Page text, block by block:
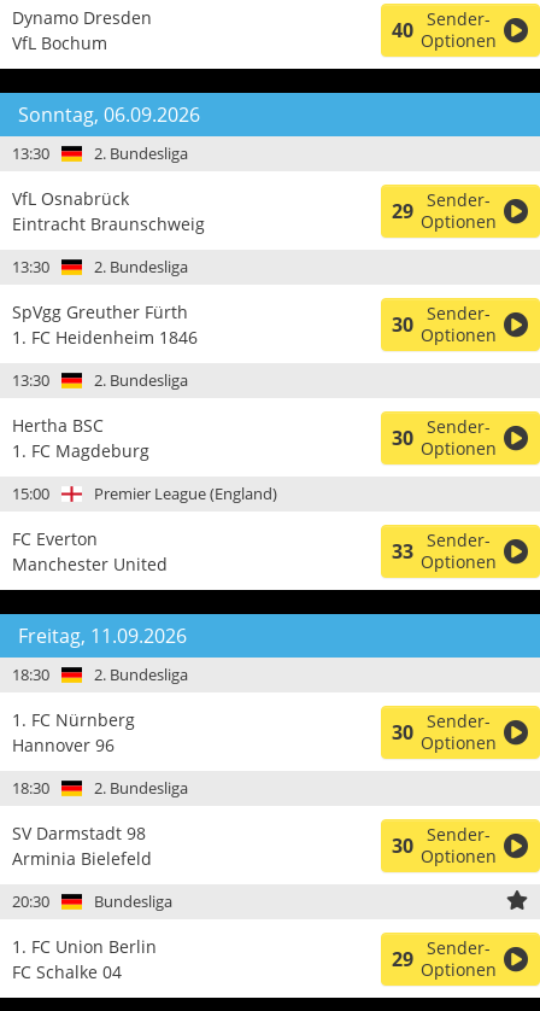
Dynamo Dresden
VfL Bochum
40 Sender-
Optionen
Sonntag, 06.09.2026
13:30 2. Bundesliga
VfL Osnabrück
Eintracht Braunschweig
29 Sender-
Optionen
13:30 2. Bundesliga
SpVgg Greuther Fürth
1. FC Heidenheim 1846
30 Sender-
Optionen
13:30 2. Bundesliga
Hertha BSC
1. FC Magdeburg
30 Sender-
Optionen
15:00 Premier League (England)
FC Everton
Manchester United
33 Sender-
Optionen
Freitag, 11.09.2026
18:30 2. Bundesliga
1. FC Nürnberg
Hannover 96
30 Sender-
Optionen
18:30 2. Bundesliga
SV Darmstadt 98
Arminia Bielefeld
30 Sender-
Optionen
20:30 Bundesliga
1. FC Union Berlin
FC Schalke 04
29 Sender-
Optionen